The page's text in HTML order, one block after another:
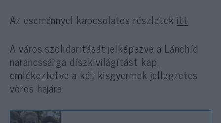
Az eseménnyel kapcsolatos részletek itt.
A város szolidaritását jelképezve a Lánchíd
narancssárga díszkivilágítást kap,
emlékeztetve a két kisgyermek jellegzetes
vörös hajára.